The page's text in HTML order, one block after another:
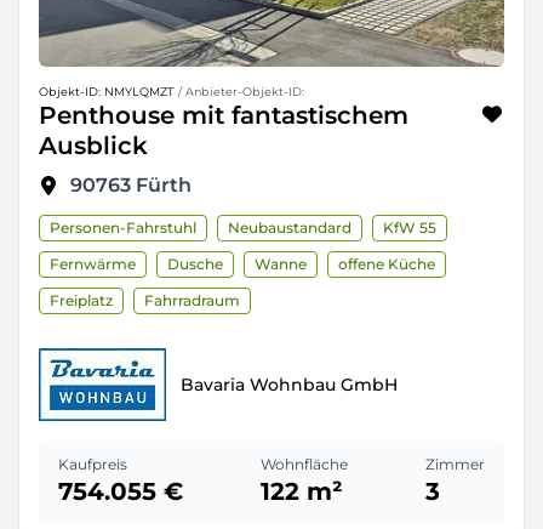
Objekt-ID: NMYLQMZT / Anbieter-Objekt-ID:
Penthouse mit fantastischem
Ausblick
90763 Fürth
Personen-Fahrstuhl Neubaustandard
KfW 55
Fernwärme
Dusche Wanne
offene Küche
Freiplatz
Fahrradraum
Bavaria Wohnbau GmbH
Kaufpreis
754.055 €
Wohnfläche
122 m²
Zimmer
3